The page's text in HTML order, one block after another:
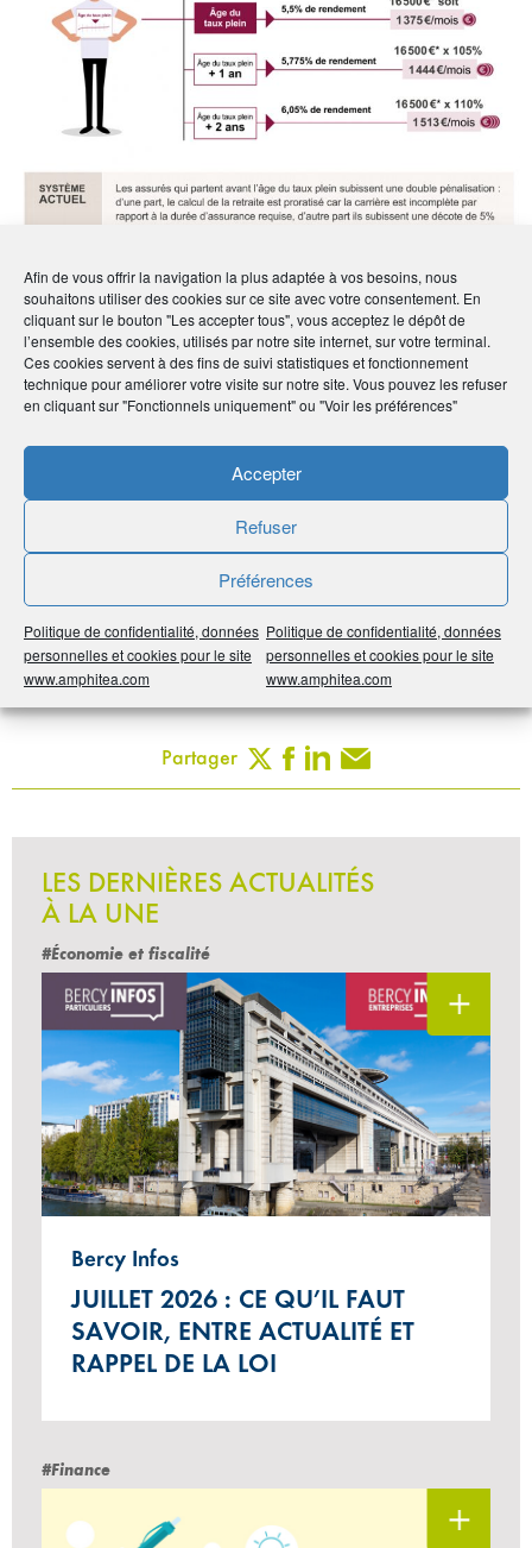
Afin de vous offrir la navigation la plus adaptée à vos besoins, nous
souhaitons utiliser des cookies sur ce site avec votre consentement. En
cliquant sur le bouton "Les accepter tous", vous acceptez le dépôt de
l’ensemble des cookies, utilisés par notre site internet, sur votre terminal.
Ces cookies servent à des fins de suivi statistiques et fonctionnement
technique pour améliorer votre visite sur notre site. Vous pouvez les refuser
en cliquant sur "Fonctionnels uniquement" ou "Voir les préférences"
Accepter
Refuser
Préférences
Politique de confidentialité, données
personnelles et cookies pour le site
www.amphitea.com
Politique de confidentialité, données
personnelles et cookies pour le site
www.amphitea.com
Source : Rapport Delevoye, Juillet 2019
Noter / 0 votes
Imprimer
Partager
LES DERNIÈRES ACTUALITÉS
À LA UNE
#Économie et fiscalité
Bercy Infos
JUILLET 2026 : CE QU’IL FAUT
SAVOIR, ENTRE ACTUALITÉ ET
RAPPEL DE LA LOI
#Finance